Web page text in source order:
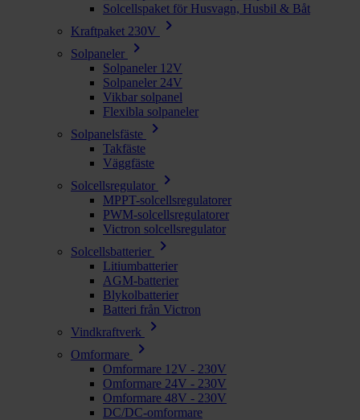
Solcellspaket för Husvagn, Husbil & Båt
Kraftpaket 230V
chevron_right
Solpaneler chevron_right
Solpaneler 12V
Solpaneler 24V
Vikbar solpanel
Flexibla solpaneler
Solpanelsfäste
chevron_right
Takfäste
Väggfäste
Solcellsregulator
chevron_right
MPPT-solcellsregulatorer
PWM-solcellsregulatorer
Victron solcellsregulator
Solcellsbatterier
chevron_right
Litiumbatterier
AGM-batterier
Blykolbatterier
Batteri från Victron
Vindkraftverk
chevron_right
Omformare chevron_right
Omformare 12V - 230V
Omformare 24V - 230V
Omformare 48V - 230V
DC/DC-omformare